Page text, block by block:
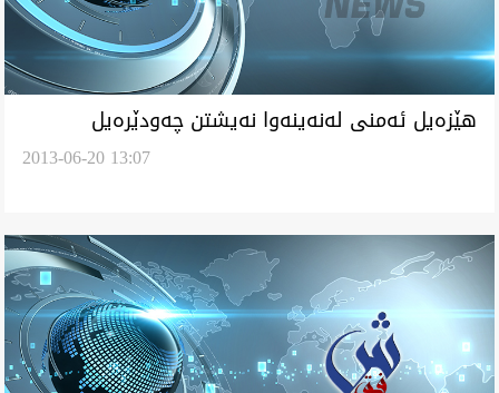
هێزه‌يل ئه‌منی له‌نه‌ينه‌وا نه‌يشتن چه‌ودێره‌يل
2013-06-20 13:07